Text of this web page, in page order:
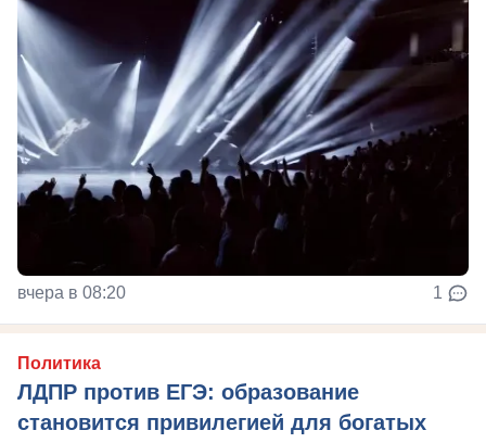
вчера в 08:20 1
Политика
ЛДПР против ЕГЭ: образование
становится привилегией для богатых